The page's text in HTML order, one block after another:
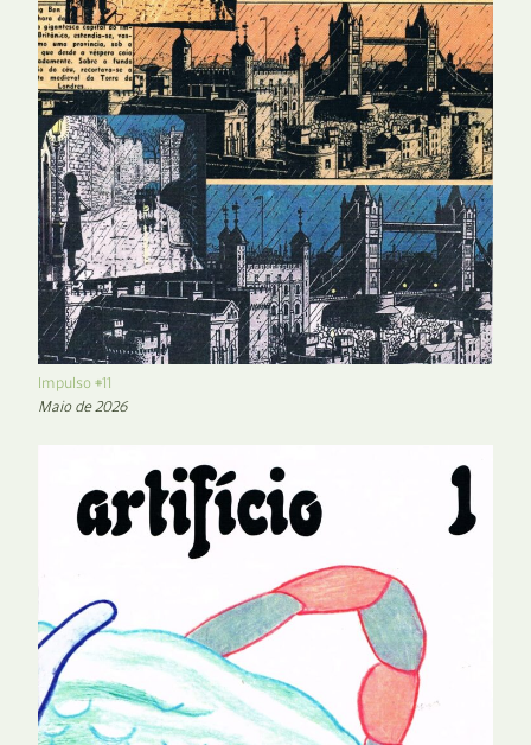
Impulso #11
Maio de 2026